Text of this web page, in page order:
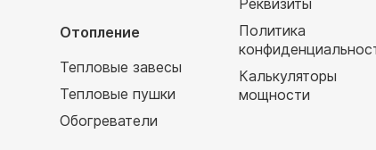
Отопление
Тепловые завесы
Тепловые пушки
Обогреватели
Реквизиты
Политика
Калькуляторы
мощности